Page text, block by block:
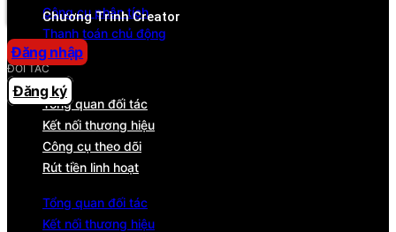
Chương Trình Creator
Đăng nhập
Đăng ký
Công cụ phân tích
Thanh toán chủ động
ĐỐI TÁC
Tổng quan đối tác
Kết nối thương hiệu
Công cụ theo dõi
Rút tiền linh hoạt
Tổng quan đối tác
Kết nối thương hiệu